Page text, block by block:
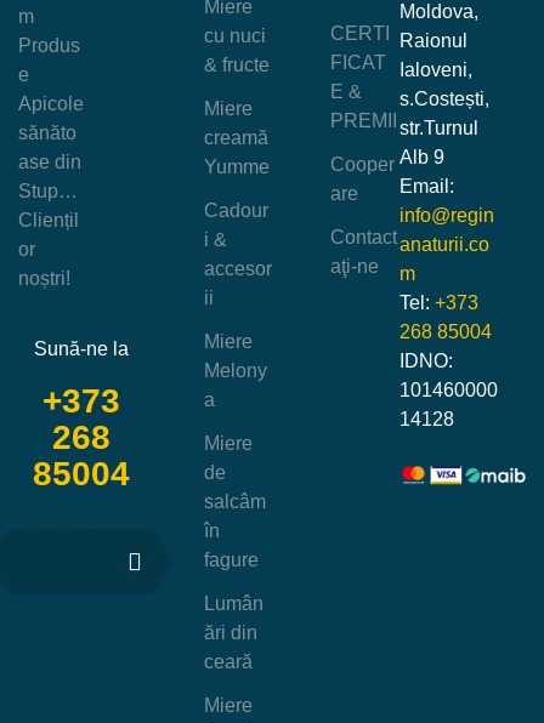
Miere
cu nuci
& fructe
Miere
creamă
Yumme
Cadour
i &
accesor
ii
Miere
Melony
a
Miere
de
salcâm
în
fagure
Lumân
ări din
ceară
Miere
CERTI
FICAT
E &
PREMII
Cooper
are
Contact
aţi-ne
m
Produs
e
Apicole
sănăto
ase din
Stup…
Cliențil
or
noștri!
Sună-ne la
+373
268
85004
Moldova,
Raionul
Ialoveni,
s.Costești,
str.Turnul
Alb 9
Email:
info@regin
anaturii.co
m
Tel: +373
268 85004
IDNO:
101460000
14128